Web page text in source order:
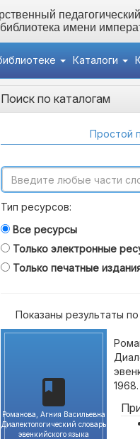
имени
Каталоги
Поиск по каталогам
Простой
Тип ресурсов:
Все ресурсы
Только электронные
Только печатные
Показаны результаты по
Романова, Агния Васильевна
Диалектологический словарь
эвенкийского языка